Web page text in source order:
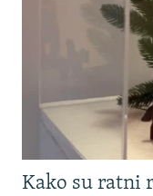
Kako su ratni